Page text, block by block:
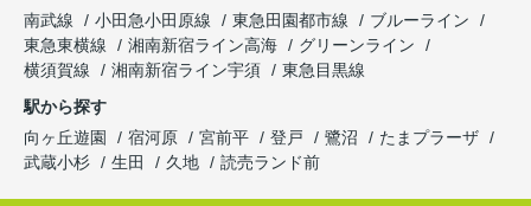
南武線
小田急小田原線 東急田園都市線
ブルーライン
東急東横線
湘南新宿ライン高海
グリーンライン
横須賀線
湘南新宿ライン宇須
東急目黒線
駅から探す
向ヶ丘遊園
宿河原 宮前平 登戸 鷺沼
たまプラーザ
武蔵小杉
生田 久地 読売ランド前